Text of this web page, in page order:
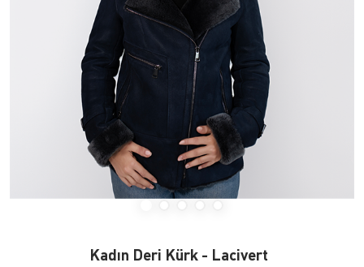
Kadın Deri Kürk - Lacivert